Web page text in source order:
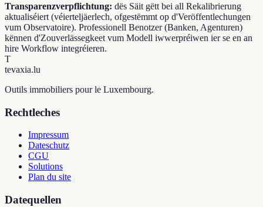
Transparenzverpflichtung: dës Säit gëtt bei all Rekalibrierung
aktualiséiert (véierteljäerlech, ofgestëmmt op d'Veröffentlechungen
vum Observatoire). Professionell Benotzer (Banken, Agenturen)
kënnen d'Zouverlässegkeet vum Modell iwwerpréiwen ier se en an
hire Workflow integréieren.
T
tevaxia.lu
Outils immobiliers pour le Luxembourg.
Rechtleches
Impressum
Dateschutz
CGU
Solutions
Plan du site
Datequellen